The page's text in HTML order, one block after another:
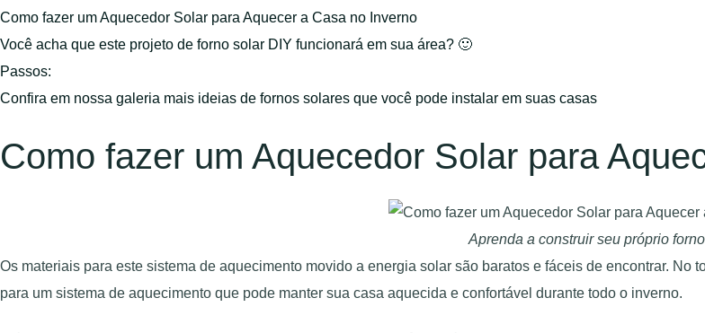
Como fazer um Aquecedor Solar para Aquecer a Casa no Inverno
Você acha que este projeto de forno solar DIY funcionará em sua área? 🙂
Passos:
Confira em nossa galeria mais ideias de fornos solares que você pode instalar em suas casas
Como fazer um Aquecedor Solar para
Aprenda a construir seu próprio
Os materiais para este sistema de aquecimento movido a energia solar são baratos e fáceis de encontrar. No
para um sistema de aquecimento que pode manter sua casa aquecida e confortável durante todo o inverno.